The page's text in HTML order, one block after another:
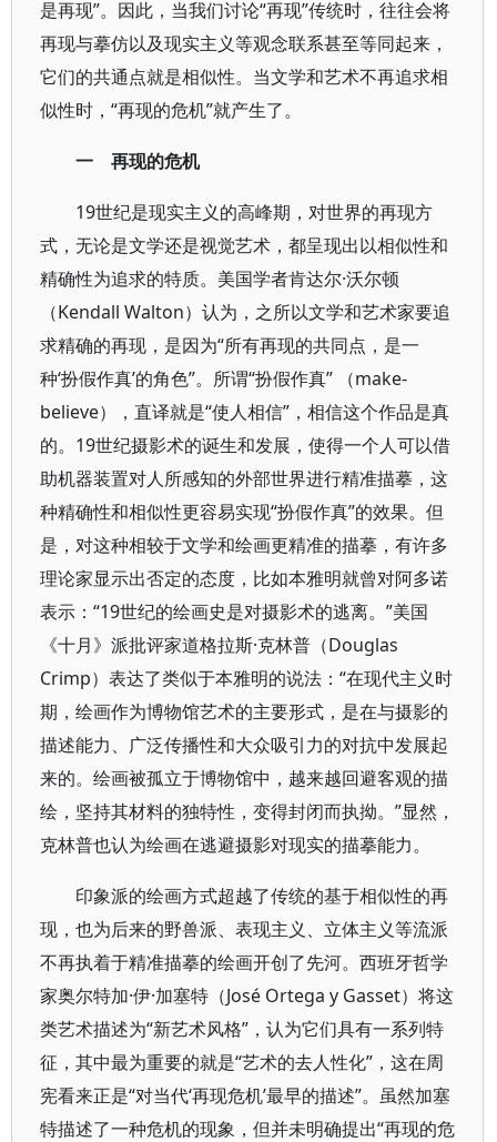
是再现”。因此，当我们讨论“再现”传统时，往往会将
再现与摹仿以及现实主义等观念联系甚至等同起来，
它们的共通点就是相似性。当文学和艺术不再追求相
似性时，“再现的危机”就产生了。
一 再现的危机
19世纪是现实主义的高峰期，对世界的再现方
式，无论是文学还是视觉艺术，都呈现出以相似性和
精确性为追求的特质。美国学者肯达尔·沃尔顿
（Kendall Walton）认为，之所以文学和艺术家要追
求精确的再现，是因为“所有再现的共同点，是一
种‘扮假作真’的角色”。所谓“扮假作真” （make-
believe），直译就是“使人相信”，相信这个作品是真
的。19世纪摄影术的诞生和发展，使得一个人可以借
助机器装置对人所感知的外部世界进行精准描摹，这
种精确性和相似性更容易实现“扮假作真”的效果。但
是，对这种相较于文学和绘画更精准的描摹，有许多
理论家显示出否定的态度，比如本雅明就曾对阿多诺
表示：“19世纪的绘画史是对摄影术的逃离。”美国
《十月》派批评家道格拉斯·克林普（Douglas
Crimp）表达了类似于本雅明的说法：“在现代主义时
期，绘画作为博物馆艺术的主要形式，是在与摄影的
描述能力、广泛传播性和大众吸引力的对抗中发展起
来的。绘画被孤立于博物馆中，越来越回避客观的描
绘，坚持其材料的独特性，变得封闭而执拗。”显然，
克林普也认为绘画在逃避摄影对现实的描摹能力。
印象派的绘画方式超越了传统的基于相似性的再
现，也为后来的野兽派、表现主义、立体主义等流派
不再执着于精准描摹的绘画开创了先河。西班牙哲学
家奥尔特加·伊·加塞特（José Ortega y Gasset）将这
类艺术描述为“新艺术风格”，认为它们具有一系列特
征，其中最为重要的就是“艺术的去人性化”，这在周
宪看来正是“对当代‘再现危机’最早的描述”。虽然加塞
特描述了一种危机的现象，但并未明确提出“再现的危